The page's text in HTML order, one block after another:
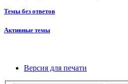
Темы без ответов
Активные темы
Версия для печати